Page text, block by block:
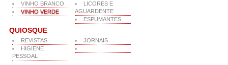
VINHO BRANCO
VINHO VERDE
LICORES E
AGUARDENTE
ESPUMANTES
QUIOSQUE
REVISTAS
HIGIENE
PESSOAL
JORNAIS